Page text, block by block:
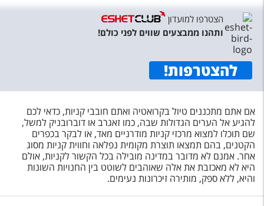
שירות לקוחות
תקנון
עקבו אחרינו
הצטרפו למועדון
ותהנו ממבצעים שווים לפני כולם!
להצטרפות!
אם אתם מתכננים טיול בקרואטיה ואתם חובבי קניות, כדאי לכם
להגיע אל הערים הגדולות שבה, כמו זאגרב או דוברובניק למשל,
שם תוכלו למצוא מרכזי קניות מודרניים מאד, או לבקר בכפרים
הקטנים, בהם תמצאו תוצרת מקומית נפלאה וחווית קניות מסוג
אחר. אמנם לא מדובר במדינה מובילה בכל הקשור לקניות, אולם
היא לא מאכזבת את אלה שאוהבים לשוטט בין החנויות השונות
והיא, ללא ספק, מותירה זיכרונות נעימים.